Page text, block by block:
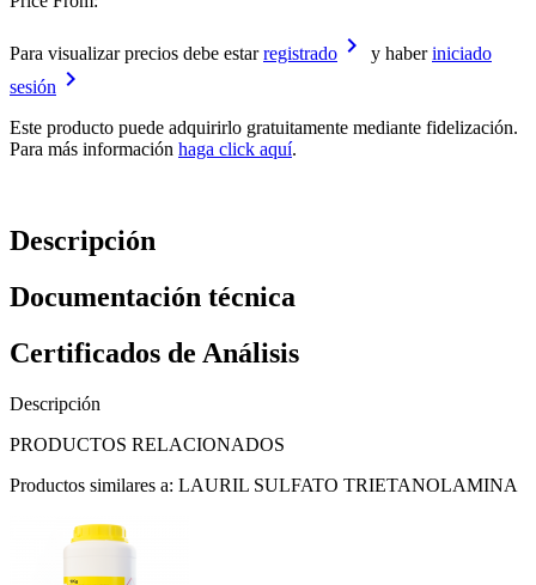
Para visualizar precios debe estarregistrado keyboard_arrow_right y haberiniciado
sesión keyboard_arrow_right
Este producto puede adquirirlo gratuitamente mediante fidelización.
Para más información haga click aquí.
Descripción
Documentación técnica
Certificados de Análisis
Descripción
PRODUCTOS RELACIONADOS
Productos similares a: LAURIL SULFATO TRIETANOLAMINA